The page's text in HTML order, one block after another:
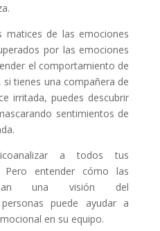
matices de las emociones
por las emociones
el comportamiento de
tienes una compañera de
irritada, puedes descubrir
sentimientos de
a todos tus
Pero entender cómo las
una visión del
puede ayudar a
en su equipo.